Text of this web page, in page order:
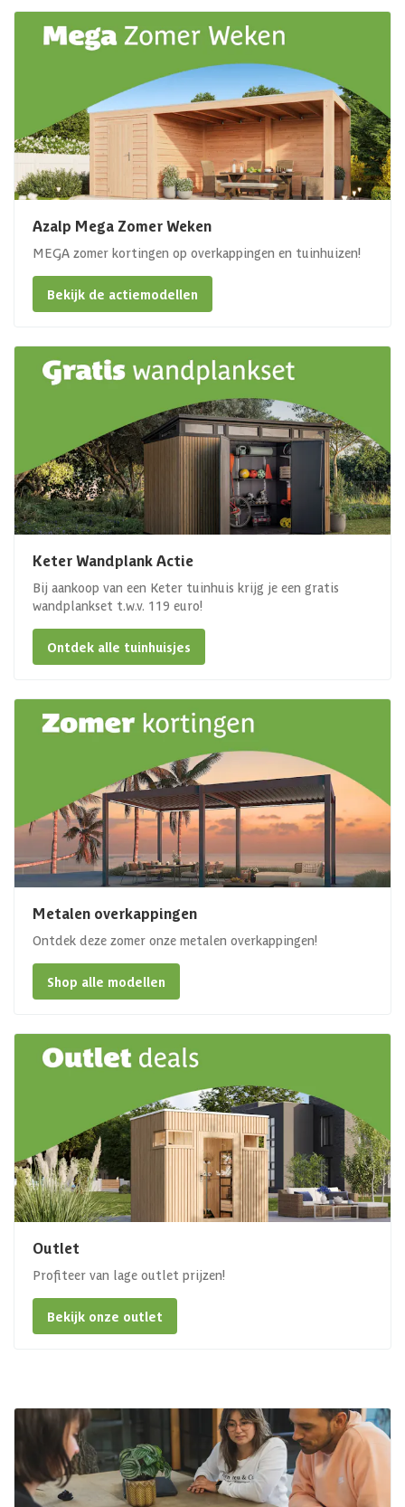
Azalp Mega Zomer Weken
MEGA zomer kortingen op overkappingen en tuinhuizen!
Bekijk de actiemodellen
Keter Wandplank Actie
Bij aankoop van een Keter tuinhuis krijg je een gratis
wandplankset t.w.v. 119 euro!
Ontdek alle tuinhuisjes
Metalen overkappingen
Ontdek deze zomer onze metalen overkappingen!
Shop alle modellen
Outlet
Profiteer van lage outlet prijzen!
Bekijk onze outlet